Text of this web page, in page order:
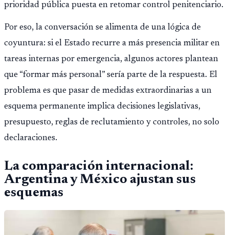
prioridad pública puesta en retomar control penitenciario.
Por eso, la conversación se alimenta de una lógica de
coyuntura: si el Estado recurre a más presencia militar en
tareas internas por emergencia, algunos actores plantean
que “formar más personal” sería parte de la respuesta. El
problema es que pasar de medidas extraordinarias a un
esquema permanente implica decisiones legislativas,
presupuesto, reglas de reclutamiento y controles, no solo
declaraciones.
La comparación internacional:
Argentina y México ajustan sus
esquemas